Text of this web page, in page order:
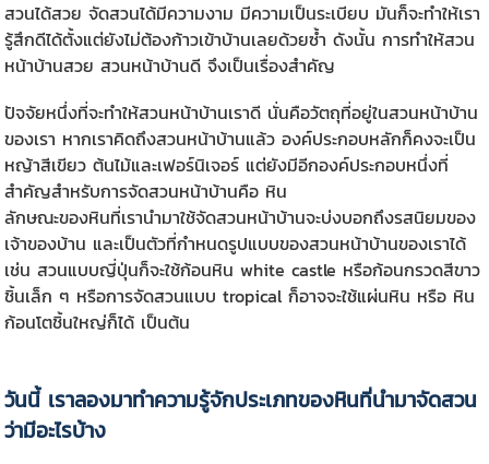
สวนได้สวย จัดสวนได้มีความงาม มีความเป็นระเบียบ มันก็จะทำให้เรา
รู้สึกดีได้ตั้งแต่ยังไม่ต้องก้าวเข้าบ้านเลยด้วยซ้ำ ดังนั้น การทำให้สวน
หน้าบ้านสวย สวนหน้าบ้านดี จึงเป็นเรื่องสำคัญ
ปัจจัยหนึ่งที่จะทำให้สวนหน้าบ้านเราดี นั่นคือวัตถุที่อยู่ในสวนหน้าบ้าน
ของเรา หากเราคิดถึงสวนหน้าบ้านแล้ว องค์ประกอบหลักก็คงจะเป็น
หญ้าสีเขียว ต้นไม้และเฟอร์นิเจอร์ แต่ยังมีอีกองค์ประกอบหนึ่งที่
สำคัญสำหรับการจัดสวนหน้าบ้านคือ หิน
ลักษณะของหินที่เรานำมาใช้จัดสวนหน้าบ้านจะบ่งบอกถึงรสนิยมของ
เจ้าของบ้าน และเป็นตัวที่กำหนดรูปแบบของสวนหน้าบ้านของเราได้
เช่น สวนแบบญี่ปุ่นก็จะใช้ก้อนหิน white castle หรือก้อนกรวดสีขาว
ชิ้นเล็ก ๆ หรือการจัดสวนแบบ tropical ก็อาจจะใช้แผ่นหิน หรือ หิน
ก้อนโตชิ้นใหญ่ก็ได้ เป็นต้น
วันนี้ เราลองมาทำความรู้จักประเภทของหินที่นำมาจัดสวน
ว่ามีอะไรบ้าง